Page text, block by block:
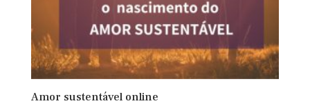
Amor sustentável online